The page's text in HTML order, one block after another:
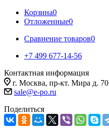
Корзина0
Отложенные0
Сравнение товаров0
+7 499 677-14-56
Контактная информация
г. Москва, пр-кт. Мира д. 70
sale@e-po.ru
Поделиться